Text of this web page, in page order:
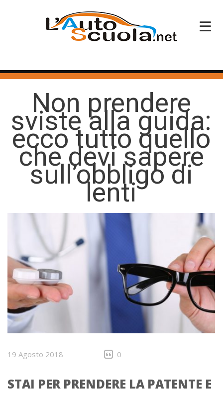
HOME
CORSI PATENTE
CORSI PROFESSIONALI
PERCHÉ SCEGLIERCI
Non prendere
sviste alla guida:
ecco tutto quello
che devi sapere
sull’obbligo di
lenti
19 Agosto 2018 0
STAI PER PRENDERE LA PATENTE E